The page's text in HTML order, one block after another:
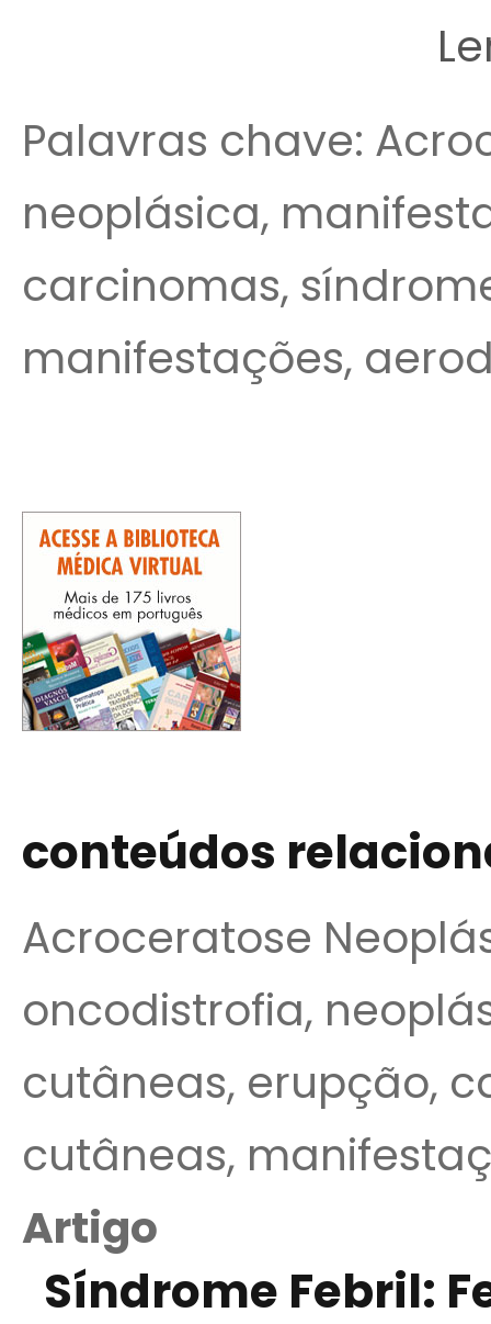
Palavras chave:
neoplásica,
carcinomas,
manifestações,
conteúdos
Acroceratose
oncodistrofia,
cutâneas, erupção,
cutâneas,
Artigo
Síndrome Febril: